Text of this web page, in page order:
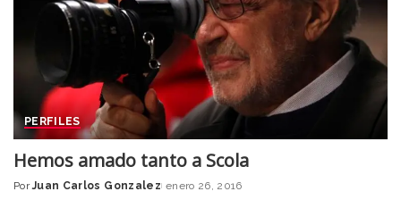
PERFILES
Hemos amado tanto a Scola
Por Juan Carlos Gonzalez enero 26, 2016